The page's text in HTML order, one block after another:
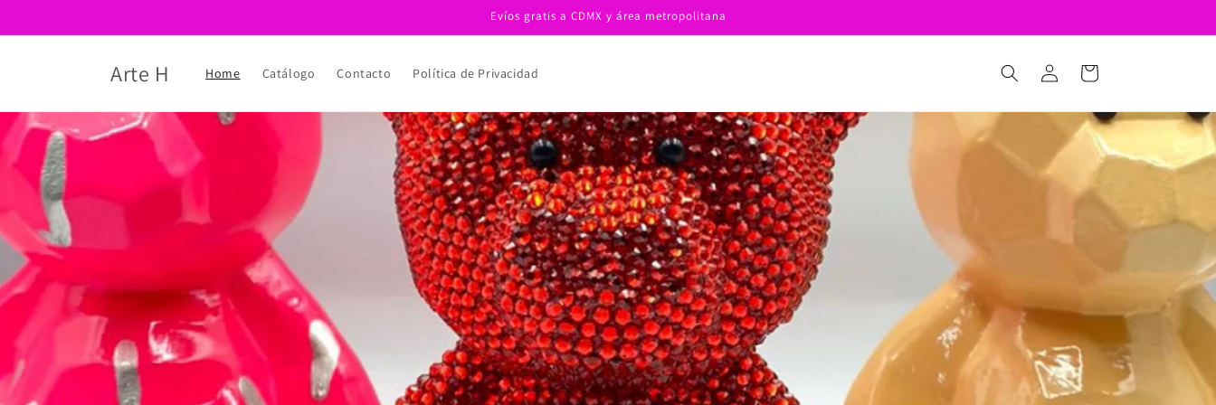
al contenido
Evíos gratis a CDMX y área metropolitana
Arte H Home Catálogo Contacto Política de Privacidad
Iniciar
sesión
Carrito
Tell your brand's story through images
Button label